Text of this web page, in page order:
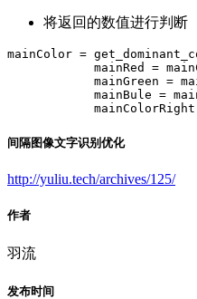
将返回的数值进行判断
mainColor =
mainRed =
mainGreen =
mainBule =
间隔图像文字识别优化
http://yuliu.tech/archives/125/
作者
羽流
发布时间